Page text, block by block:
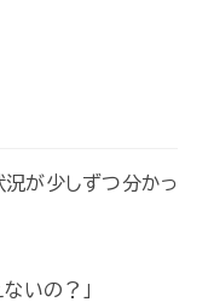
が少しずつ分かっ
いの？」